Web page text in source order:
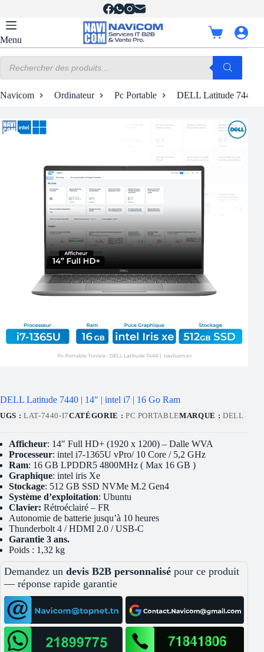
contenu
Menu
Panier
d’achat
produits
Navicom Ordinateur Pc Portable DELL Latitude 7440 |
DELL Latitude 7440 | 14″ | intel i7 | 16 Go Ram
UGS : LAT-7440-I7CATÉGORIE : PC PORTABLEMARQUE : DELL
Afficheur: 14″ Full HD+ (1920 x 1200) – Dalle WVA
Processeur: intel i7-1365U vPro/ 10 Core / 5,2 GHz
Ram: 16 GB LPDDR5 4800MHz ( Max 16 GB )
Graphique: intel iris Xe
Stockage: 512 GB SSD NVMe M.2 Gen4
Système d’exploitation: Ubuntu
Clavier: Rétroéclairé – FR
Autonomie de batterie jusqu’à 10 heures
Thunderbolt 4 / HDMI 2.0 / USB-C
Garantie 3 ans.
Poids : 1,32 kg
Demandez un devis B2B personnalisé pour ce produit
— réponse rapide garantie